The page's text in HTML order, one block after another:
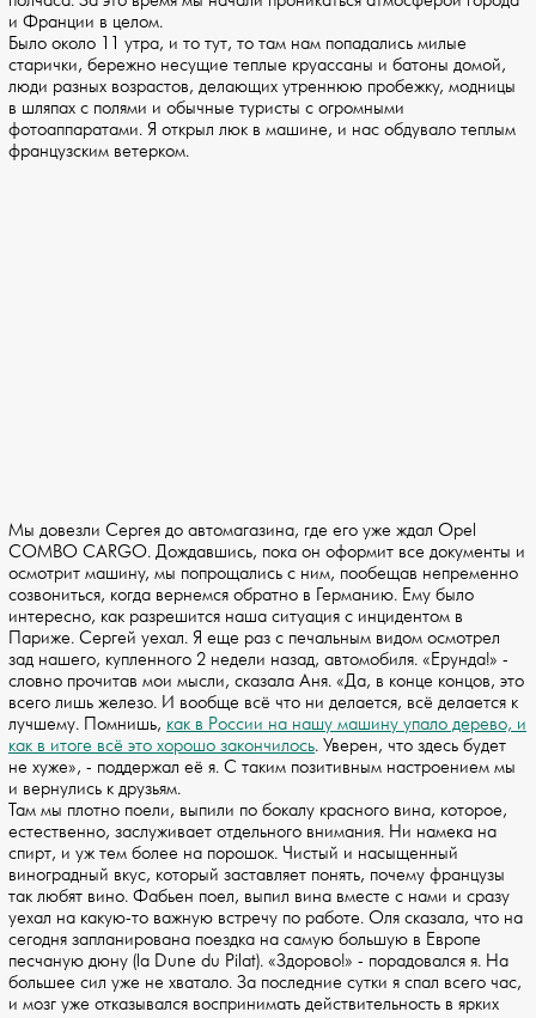
и Франции в целом.
Было около 11 утра, и то тут, то там нам попадались милые
старички, бережно несущие теплые круассаны и батоны домой,
люди разных возрастов, делающих утреннюю пробежку, модницы
в шляпах с полями и обычные туристы с огромными
фотоаппаратами. Я открыл люк в машине, и нас обдувало теплым
французским ветерком.
Мы довезли Сергея до автомагазина, где его уже ждал Opel
COMBO CARGO. Дождавшись, пока он оформит все документы и
осмотрит машину, мы попрощались с ним, пообещав непременно
созвониться, когда вернемся обратно в Германию. Ему было
интересно, как разрешится наша ситуация с инцидентом в
Париже. Сергей уехал. Я еще раз с печальным видом осмотрел
зад нашего, купленного 2 недели назад, автомобиля. «Ерунда!» -
словно прочитав мои мысли, сказала Аня. «Да, в конце концов, это
всего лишь железо. И вообще всё что ни делается, всё делается к
лучшему. Помнишь, как в России на нашу машину упало дерево, и
как в итоге всё это хорошо закончилось. Уверен, что здесь будет
не хуже», - поддержал её я. С таким позитивным настроением мы
и вернулись к друзьям.
Там мы плотно поели, выпили по бокалу красного вина, которое,
естественно, заслуживает отдельного внимания. Ни намека на
спирт, и уж тем более на порошок. Чистый и насыщенный
виноградный вкус, который заставляет понять, почему французы
так любят вино. Фабьен поел, выпил вина вместе с нами и сразу
уехал на какую-то важную встречу по работе. Оля сказала, что на
сегодня запланирована поездка на самую большую в Европе
песчаную дюну (la Dune du Pilat). «Здорово!» - порадовался я. На
большее сил уже не хватало. За последние сутки я спал всего час,
и мозг уже отказывался воспринимать действительность в ярких